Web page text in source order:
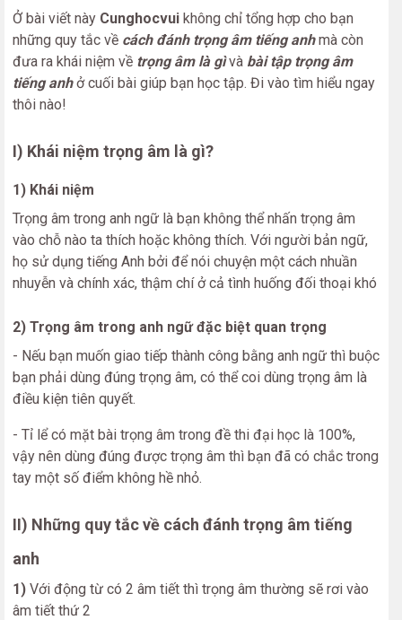
Ở bài viết này Cunghocvui không chỉ tổng hợp cho bạn
những quy tắc về cách đánh trọng âm tiếng anhmà còn
đưa ra khái niệm về trọng âm là gìvà bài tập trọng âm
tiếng anhở cuối bài giúp bạn học tập. Đi vào tìm hiểu ngay
thôi nào!
I) Khái niệm trọng âm là gì?
1) Khái niệm
Trọng âm trong anh ngữ là bạn không thể nhấn trọng âm
vào chỗ nào ta thích hoặc không thích. Với người bản ngữ,
họ sử dụng tiếng Anh bởi để nói chuyện một cách nhuần
nhuyễn và chính xác, thậm chí ở cả tình huống đối thoại khó
2) Trọng âm trong anh ngữ đặc biệt quan trọng
- Nếu bạn muốn giao tiếp thành công bằng anh ngữ thì buộc
bạn phải dùng đúng trọng âm, có thể coi dùng trọng âm là
điều kiện tiên quyết.
- Tỉ lể có mặt bài trọng âm trong đề thi đại học là 100%,
vậy nên dùng đúng được trọng âm thì bạn đã có chắc trong
tay một số điểm không hề nhỏ.
II) Những quy tắc về cách đánh trọng âm tiếng
anh
1) Với động từ có 2 âm tiết thì trọng âm thường sẽ rơi vào
âm tiết thứ 2